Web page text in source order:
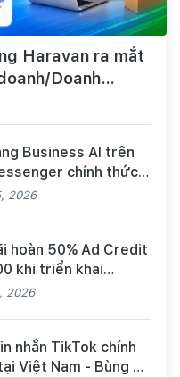
Haravan ra mắt
Doanh
và quản lý thuế,
Business AI trên
chính thức
Harasocial
2026
hoàn 50% Ad Credit
khi triển khai
Messages
2026
nhắn TikTok chính
Việt Nam - Bùng nổ